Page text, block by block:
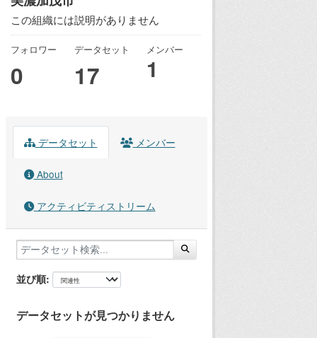
この組織には説明がありません
フォロワー
0
データセット
17
メンバー
1
データセット メンバー
About
アクティビティストリーム
並び順
データセットが見つかりません